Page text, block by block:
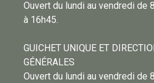
Ouvert du lundi au vendredi de
à 16h45.
GUICHET UNIQUE ET
GÉNÉRALES
Ouvert du lundi au vendredi de